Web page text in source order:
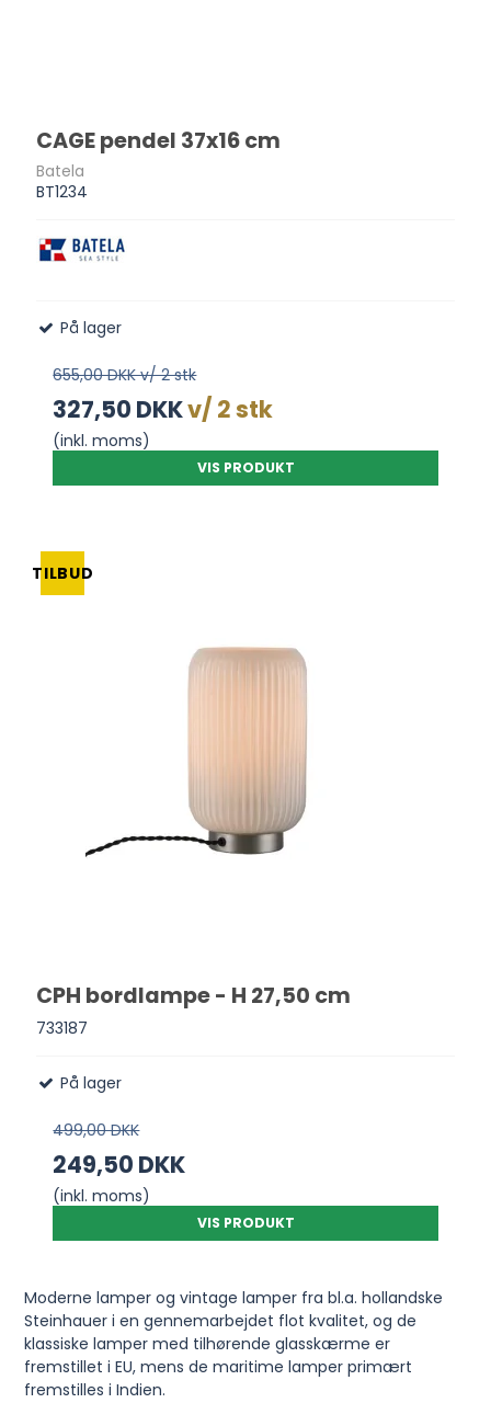
CAGE pendel 37x16 cm
Batela
BT1234
På lager
655,00 DKK v/ 2 stk
327,50 DKKv/ 2 stk
(inkl. moms)
VIS PRODUKT
TILBUD
CPH bordlampe - H 27,50 cm
733187
På lager
499,00 DKK
249,50 DKK
(inkl. moms)
VIS PRODUKT
Moderne lamper og vintage lamper fra bl.a. hollandske
Steinhauer i en gennemarbejdet flot kvalitet, og de
klassiske lamper med tilhørende glasskærme er
fremstillet i EU, mens de maritime lamper primært
fremstilles i Indien.